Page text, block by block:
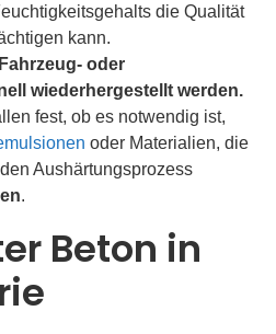
die Qualität
kann.
oder
wiederhergestellt werden.
fest, ob es notwendig ist,
oder Materialien, die
Aushärtungsprozess
.
Beton in